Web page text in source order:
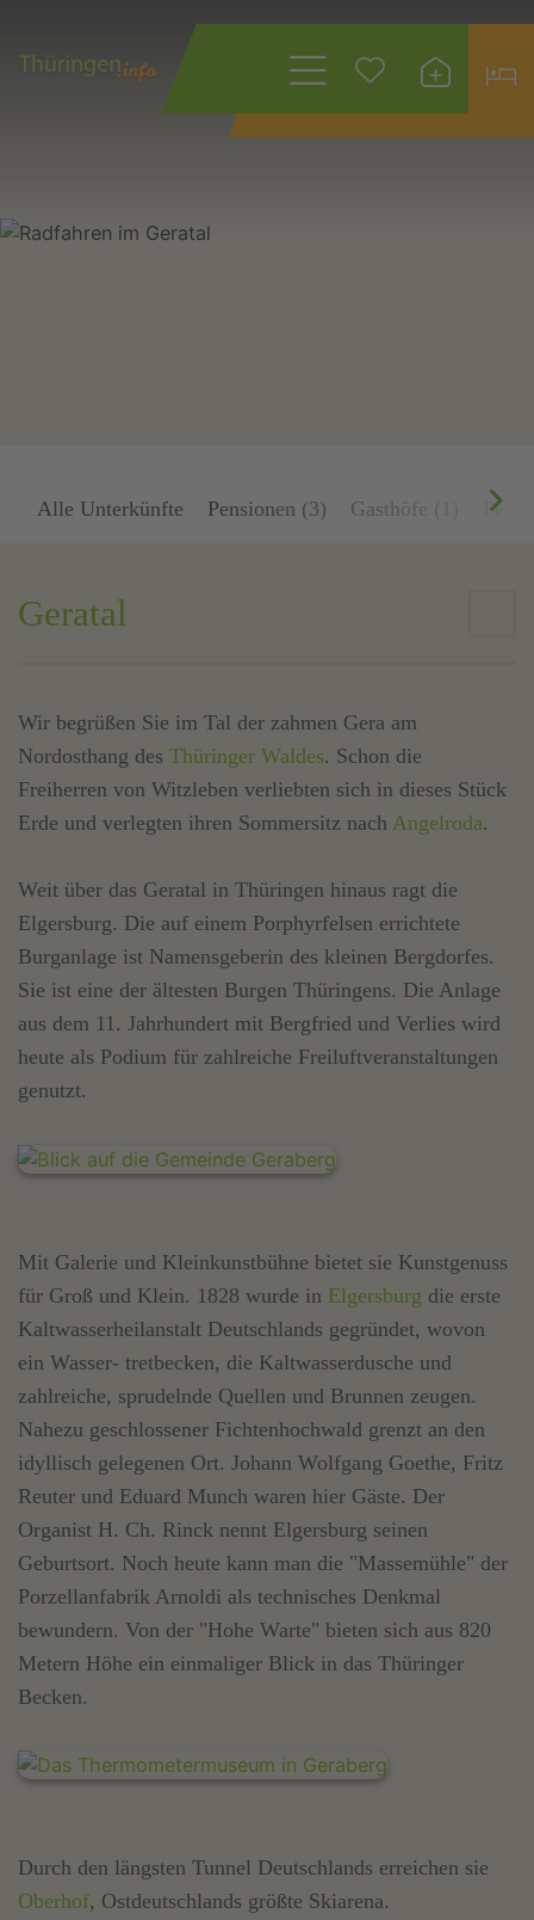
Wonach suchen
Alle Unterkünfte Pensionen (3) Gasthöfe (1)
Geratal
Wir begrüßen Sie im Tal der zahmen Gera am
Nordosthang des Thüringer Waldes. Schon die
Freiherren von Witzleben verliebten sich in dieses Stück
Erde und verlegten ihren Sommersitz nach Angelroda.
Weit über das Geratal in Thüringen hinaus ragt die
Elgersburg. Die auf einem Porphyrfelsen errichtete
Burganlage ist Namensgeberin des kleinen Bergdorfes.
Sie ist eine der ältesten Burgen Thüringens. Die Anlage
aus dem 11. Jahrhundert mit Bergfried und Verlies wird
heute als Podium für zahlreiche Freiluftveranstaltungen
genutzt.
Mit Galerie und Kleinkunstbühne bietet sie Kunstgenuss
für Groß und Klein. 1828 wurde in Elgersburg die erste
Kaltwasserheilanstalt Deutschlands gegründet, wovon
ein Wasser- tretbecken, die Kaltwasserdusche und
zahlreiche, sprudelnde Quellen und Brunnen zeugen.
Nahezu geschlossener Fichtenhochwald grenzt an den
idyllisch gelegenen Ort. Johann Wolfgang Goethe, Fritz
Reuter und Eduard Munch waren hier Gäste. Der
Organist H. Ch. Rinck nennt Elgersburg seinen
Geburtsort. Noch heute kann man die "Massemühle" der
Porzellanfabrik Arnoldi als technisches Denkmal
bewundern. Von der "Hohe Warte" bieten sich aus 820
Metern Höhe ein einmaliger Blick in das Thüringer
Becken.
Durch den längsten Tunnel Deutschlands erreichen sie
Oberhof, Ostdeutschlands größte Skiarena.